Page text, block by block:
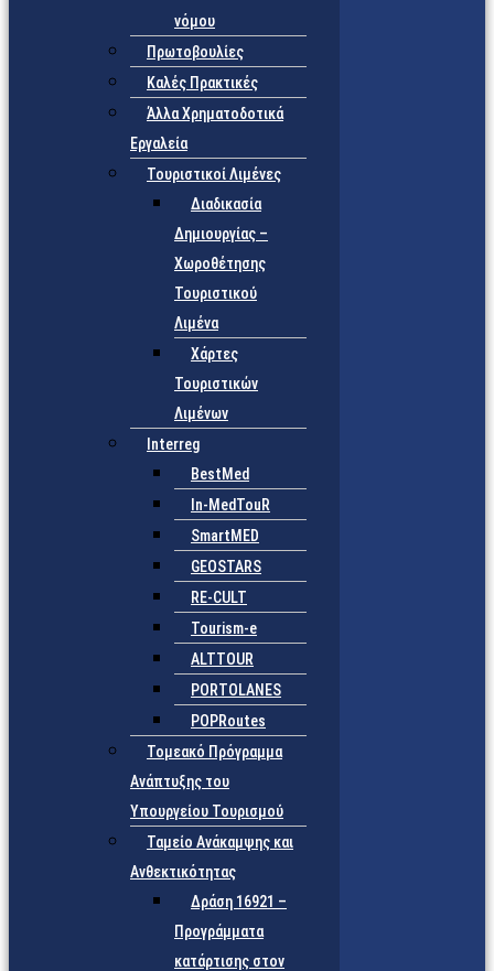
νόμου
Πρωτοβουλίες
Καλές Πρακτικές
Άλλα Χρηματοδοτικά
Εργαλεία
Τουριστικοί Λιμένες
Διαδικασία
Δημιουργίας –
Χωροθέτησης
Τουριστικού
Λιμένα
Χάρτες
Τουριστικών
Λιμένων
Interreg
BestMed
In-MedTouR
SmartMED
GEOSTARS
RE-CULT
Tourism-e
ALTTOUR
PORTOLANES
POPRoutes
Τομεακό Πρόγραμμα
Ανάπτυξης του
Υπουργείου Τουρισμού
Ταμείο Ανάκαμψης και
Ανθεκτικότητας
Δράση 16921 –
Προγράμματα
κατάρτισης στον